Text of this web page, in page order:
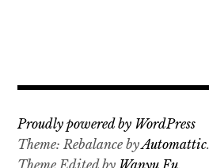
Proudly powered by WordPress
Theme: Rebalance byAutomattic.
Theme Edited by Wanyu Fu